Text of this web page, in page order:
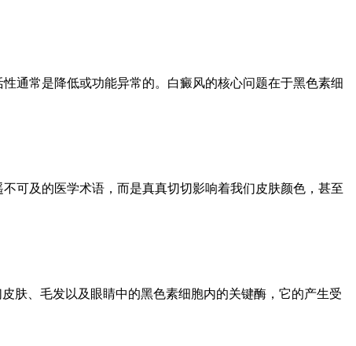
通常是降低或功能异常的。白癜风的核心问题在于黑色素细
可及的医学术语，而是真真切切影响着我们皮肤颜色，甚至
肤、毛发以及眼睛中的黑色素细胞内的关键酶，它的产生受